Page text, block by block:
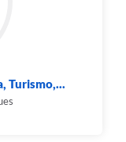
Turismo,...